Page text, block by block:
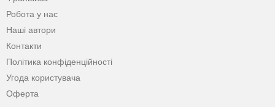
Робота у нас
Наші автори
Контакти
Політика конфіденційності
Угода користувача
Оферта